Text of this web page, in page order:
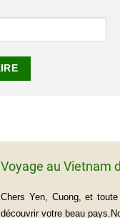
Voyage au Vietnam
Chers Yen, Cuong, et
découvrir votre beau